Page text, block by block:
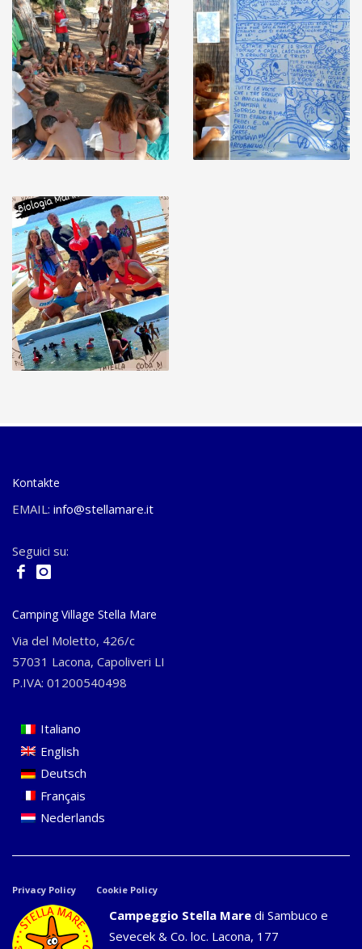
Kontakte
EMAIL: info@stellamare.it
Seguici su:
Camping Village Stella Mare
Via del Moletto, 426/c
57031 Lacona, Capoliveri LI
P.IVA: 01200540498
Italiano
English
Deutsch
Français
Nederlands
Privacy Policy Cookie Policy
Campeggio Stella Mare di Sambuco e
Sevecek & Co. loc. Lacona, 177